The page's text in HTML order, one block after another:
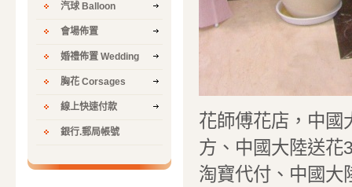
汽球 Balloon
會場佈置
婚禮佈置 Wedding
胸花 Corsages
線上快速付款
銀行.郵局帳號
花師傅花店，中國
方、中國大陸送花
淘寶代付、中國大